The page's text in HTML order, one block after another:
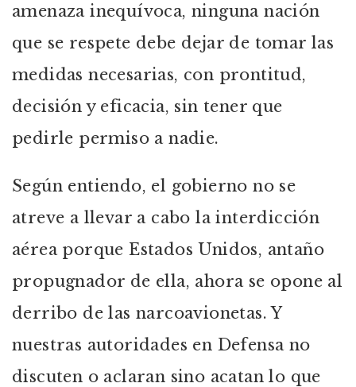
amenaza inequívoca, ninguna nación
que se respete debe dejar de tomar las
medidas necesarias, con prontitud,
decisión y eficacia, sin tener que
pedirle permiso a nadie.
Según entiendo, el gobierno no se
atreve a llevar a cabo la interdicción
aérea porque Estados Unidos, antaño
propugnador de ella, ahora se opone al
derribo de las narcoavionetas. Y
nuestras autoridades en Defensa no
discuten o aclaran sino acatan lo que